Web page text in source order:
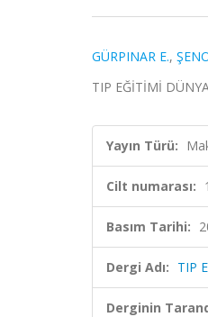
GÜRPINAR E.,
TIP EĞİTİMİ
Yayın Türü:
Cilt numarası:
Basım Tarihi:
Dergi Adı: TIP
Derginin